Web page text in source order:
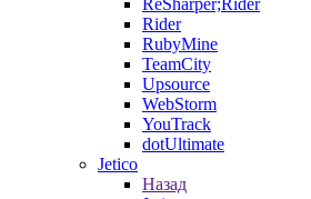
ReSharper;Rider
Rider
RubyMine
TeamCity
Upsource
WebStorm
YouTrack
dotUltimate
Jetico
Назад